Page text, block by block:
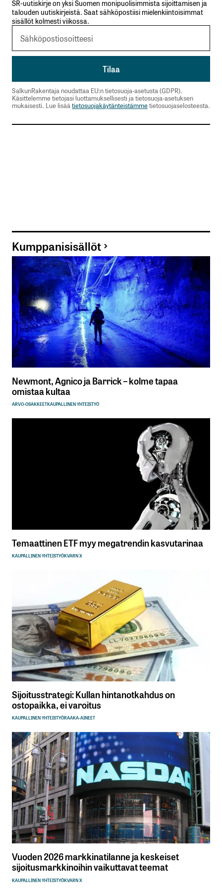
SR-uutiskirje on yksi Suomen monipuolisimmista sijoittamisen ja
talouden uutiskirjeistä. Saat sähköpostiisi mielenkiintoisimmat
sisällöt kolmesti viikossa.
SalkunRakentaja noudattaa EU:n tietosuoja-asetusta (GDPR).
Käsittelemme tietojasi luottamuksellisesti ja tietosuoja-asetuksen
mukaisesti. Lue lisää tietosuojakäytänteistämmetietosuojaselosteesta.
Kumppanisisällöt
Newmont, Agnico ja Barrick – kolme tapaa
omistaa kultaa
ARVO-OSAKKEETKAUPALLINEN YHTEISTYÖ
Temaattinen ETF myy megatrendin kasvutarinaa
KAUPALLINEN YHTEISTYÖKVARN X
Sijoitusstrategi: Kullan hintanotkahdus on
ostopaikka, ei varoitus
KAUPALLINEN YHTEISTYÖRAAKA-AINEET
Vuoden 2026 markkinatilanne ja keskeiset
sijoitusmarkkinoihin vaikuttavat teemat
KAUPALLINEN YHTEISTYÖKVARN X